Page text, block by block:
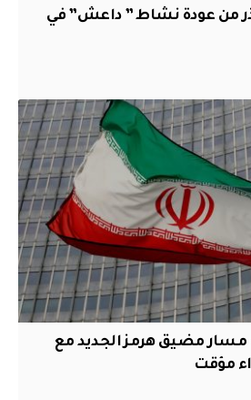
من عودة نشاط ” داعش” في
مسار مضيق هرمز الجديد مع
مؤقت